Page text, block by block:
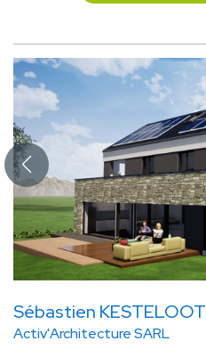
Sébastien KESTELOOT
Activ'Architecture SARL